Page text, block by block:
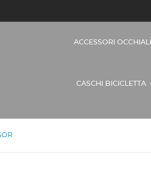
ACCESSORI OCCHIALI
CASCHI BICICLETTA